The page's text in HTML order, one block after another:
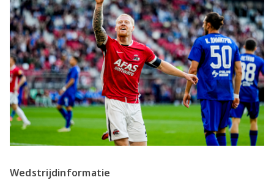
Wedstrijdinformatie